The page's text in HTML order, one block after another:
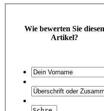
Wie bewerten Sie diesen
Artikel?